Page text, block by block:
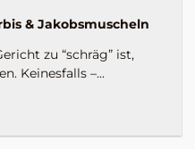
& Jakobsmuscheln
zu “schräg” ist,
Keinesfalls –...